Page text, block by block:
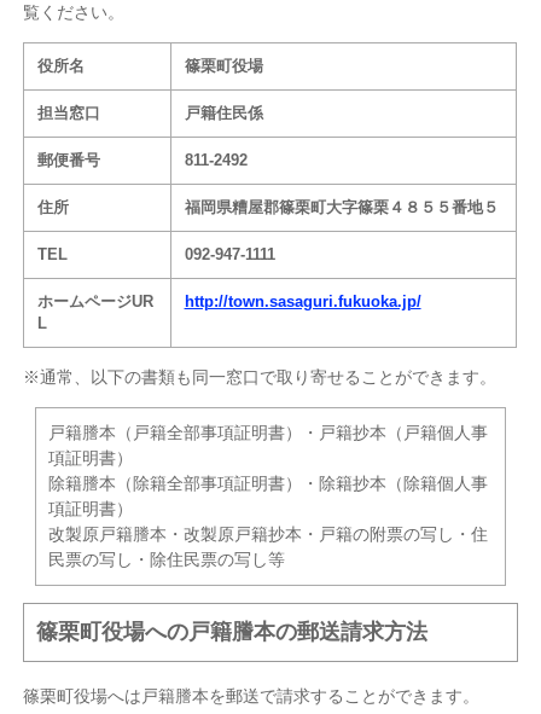
覧ください。
役所名 篠栗町役場
担当窓口 戸籍住民係
郵便番号 811-2492
住所 福岡県糟屋郡篠栗町大字篠栗４８５５番地５
TEL 092-947-1111
ホームページUR
L
http://town.sasaguri.fukuoka.jp/
※通常、以下の書類も同一窓口で取り寄せることができます。
戸籍謄本（戸籍全部事項証明書）・戸籍抄本（戸籍個人事
項証明書）
除籍謄本（除籍全部事項証明書）・除籍抄本（除籍個人事
項証明書）
改製原戸籍謄本・改製原戸籍抄本・戸籍の附票の写し・住
民票の写し・除住民票の写し等
篠栗町役場への戸籍謄本の郵送請求方法
篠栗町役場へは戸籍謄本を郵送で請求することができます。